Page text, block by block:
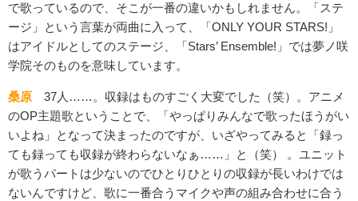
で歌っているので、そこが一番の違いかもしれません。「ステ
ージ」という言葉が両曲に入って、「ONLY YOUR STARS!」
はアイドルとしてのステージ、「Stars’ Ensemble!」では夢ノ咲
学院そのものを意味しています。
桑原 37人……。収録はものすごく大変でした（笑）。アニメ
のOP主題歌ということで、「やっぱりみんなで歌ったほうがい
いよね」となって決まったのですが、いざやってみると「録っ
ても録っても収録が終わらないなぁ……」と（笑） 。ユニット
が歌うパートは少ないのでひとりひとりの収録が長いわけでは
ないんですけど、歌に一番合うマイクや声の組み合わせに合う